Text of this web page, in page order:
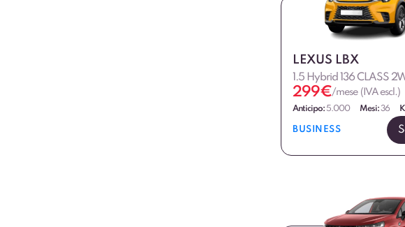
LEXUS LBX
1.5 Hybrid 136 CLASS
299€/mese (IVA escl.)
Anticipo: 5.000 Mesi:36
BUSINESS